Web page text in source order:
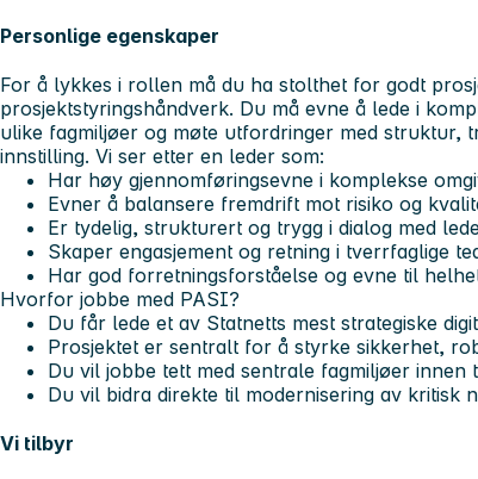
Personlige egenskaper
For å lykkes i rollen må du ha stolthet for godt
prosjektstyringshåndverk. Du må evne å lede i
ulike fagmiljøer og møte utfordringer med struktur,
innstilling. Vi ser etter en leder som:
Har høy gjennomføringsevne i komplekse
Evner å balansere fremdrift mot risiko og
Er tydelig, strukturert og trygg i dialog med
Skaper engasjement og retning i tverrfaglige
Har god forretningsforståelse og evne til
Hvorfor jobbe med PASI?
Du får lede et av Statnetts mest strategiske
Prosjektet er sentralt for å styrke sikkerhet,
Du vil jobbe tett med sentrale fagmiljøer
Du vil bidra direkte til modernisering av kritisk
Vi tilbyr